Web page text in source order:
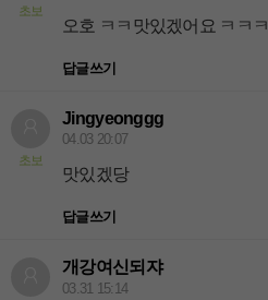
초보
오호 ㅋㅋ맛있겠어요 ㅋㅋㅋ
답글쓰기
초보
Jingyeonggg
04.03 20:07
맛있겠당
답글쓰기
개강여신되쟈
03.31 15:14